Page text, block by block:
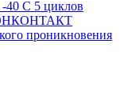
40 С 5 циклов
проникновения